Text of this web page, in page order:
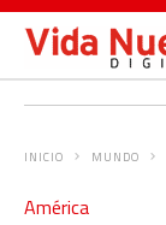
INICIO MUNDO
América